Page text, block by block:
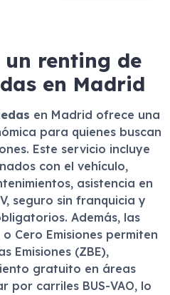
un renting de
en Madrid
en Madrid ofrece una
para quienes buscan
Este servicio incluye
con el vehículo,
asistencia en
seguro sin franquicia y
Además, las
Cero Emisiones permiten
Emisiones (ZBE),
gratuito en áreas
por carriles BUS-VAO, lo